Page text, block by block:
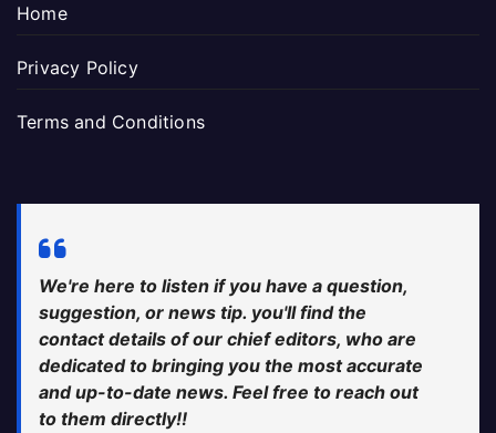
Home
Privacy Policy
Terms and Conditions
We're here to listen if you have a question,
suggestion, or news tip. you'll find the
contact details of our chief editors, who are
dedicated to bringing you the most accurate
and up-to-date news. Feel free to reach out
to them directly!!